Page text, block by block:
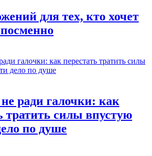
для тех, кто хочет
ради галочки: как
тратить силы впустую
по душе